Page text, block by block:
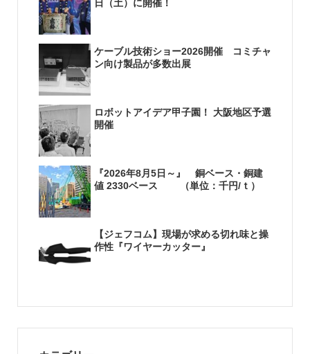
日（土）に開催！
ケーブル技術ショー2026開催 コミチャ
ン向け製品が多数出展
ロボットアイデア甲子園！ 大阪地区予選
開催
『2026年8月5日～』 銅ベース・銅建
値 2330ベース （単位：千円/ｔ）
【ジェフコム】現場が求める切れ味と操
作性『ワイヤーカッター』